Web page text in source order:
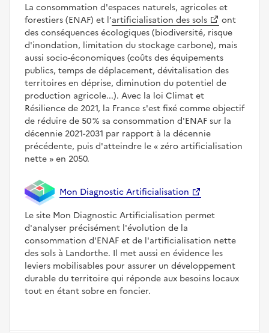
La consommation d'espaces naturels, agricoles et
forestiers (ENAF) et l’artificialisation des sols
ont
des conséquences écologiques (biodiversité, risque
d'inondation, limitation du stockage carbone), mais
aussi socio-économiques (coûts des équipements
publics, temps de déplacement, dévitalisation des
territoires en déprise, diminution du potentiel de
production agricole...). Avec la loi Climat et
Résilience de 2021, la France s'est fixé comme objectif
de réduire de 50 % sa consommation d'ENAF sur la
décennie 2021-2031 par rapport à la décennie
précédente, puis d'atteindre le
zéro artificialisation
nette
en 2050.
Mon Diagnostic Artificialisation
Le site Mon Diagnostic Artificialisation permet
d'analyser précisément l'évolution de la
consommation d'ENAF et de l'artificialisation nette
des sols à Landorthe. Il met aussi en évidence les
leviers mobilisables pour assurer un développement
durable du territoire qui réponde aux besoins locaux
tout en étant sobre en foncier.